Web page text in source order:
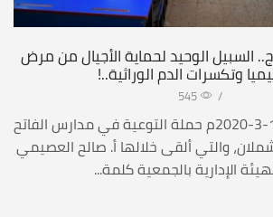
السبيل الوحيد لحماية الأجيال من مرض
وتكسرات الدم الوراثية..!
/
545
أقيم اليوم الثلاثاء 10-3-2020م حملة التوعية في مدارس الفاتح
والتي ألقى خلالها أ. صالح العصيمي
الإدارية بالجمعية كلمة...